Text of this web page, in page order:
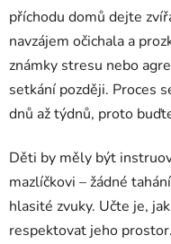
příchodu domů dejte
navzájem očichala a
známky stresu nebo
setkání později. Proces
dnů až týdnů, proto
Děti by měly být
mazlíčkovi – žádné
hlasité zvuky. Učte je,
respektovat jeho